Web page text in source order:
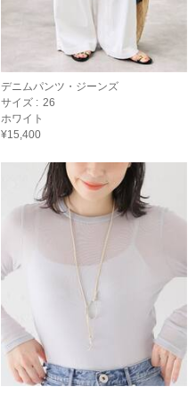
デニムパンツ・ジーンズ
サイズ : 26
ホワイト
¥15,400